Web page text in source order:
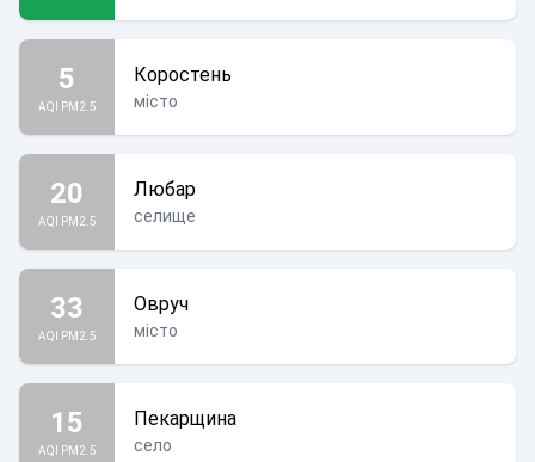
5
AQI PM2.5
Коростень
місто
20
AQI PM2.5
Любар
селище
33
AQI PM2.5
Овруч
місто
15
AQI PM2.5
Пекарщина
село